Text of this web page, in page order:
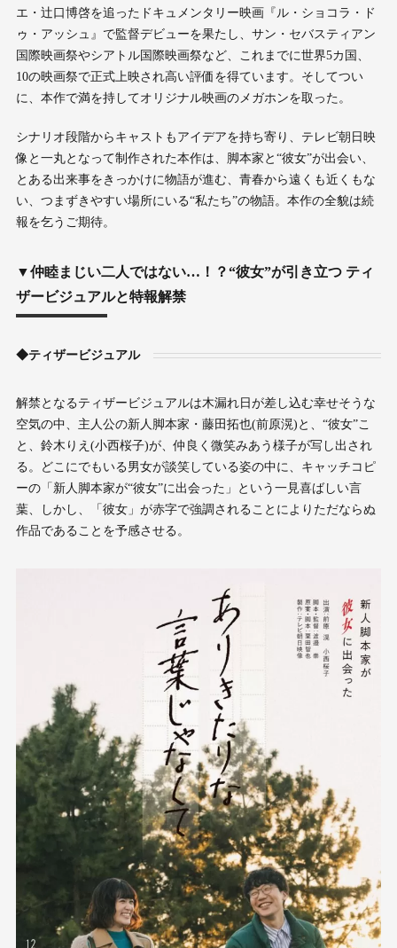
エ・辻口博啓を追ったドキュメンタリー映画『ル・ショコラ・ド
ゥ・アッシュ』で監督デビューを果たし、サン・セバスティアン
国際映画祭やシアトル国際映画祭など、これまでに世界5カ国、
10の映画祭で正式上映され高い評価を得ています。そしてつい
に、本作で満を持してオリジナル映画のメガホンを取った。
シナリオ段階からキャストもアイデアを持ち寄り、テレビ朝日映
像と一丸となって制作された本作は、脚本家と“彼女”が出会い、
とある出来事をきっかけに物語が進む、青春から遠くも近くもな
い、つまずきやすい場所にいる“私たち”の物語。本作の全貌は続
報を乞うご期待。
▼仲睦まじい二人ではない…！？“彼女”が引き立つ ティ
ザービジュアルと特報解禁
◆ティザービジュアル
解禁となるティザービジュアルは木漏れ日が差し込む幸せそうな
空気の中、主人公の新人脚本家・藤田拓也(前原滉)と、“彼女”こ
と、鈴木りえ(小西桜子)が、仲良く微笑みあう様子が写し出され
る。どこにでもいる男女が談笑している姿の中に、キャッチコピ
ーの「新人脚本家が“彼女”に出会った」という一見喜ばしい言
葉、しかし、「彼女」が赤字で強調されることによりただならぬ
作品であることを予感させる。